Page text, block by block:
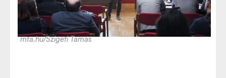
mta.hu/Szigeti Tamás